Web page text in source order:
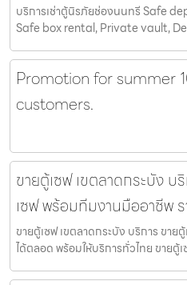
บริการเช่าตู้นิรภัยช่องนนทรี Safe
Safe box rental, Private vault,
Promotion for summer
customers.
ขายตู้เซฟ เขตลาดกระบัง
เซฟ พร้อมทีมงานมืออาชีพ
ขายตู้เซฟ เขตลาดกระบัง บริการ ขา
ได้ตลอด พร้อมให้บริการทั่วไทย ขายตู้